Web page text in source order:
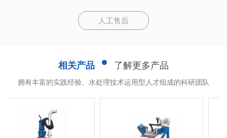
人工售后
相关产品 了解更多产品
拥有丰富的实践经验、水处理技术运用型人才组成的科研团队